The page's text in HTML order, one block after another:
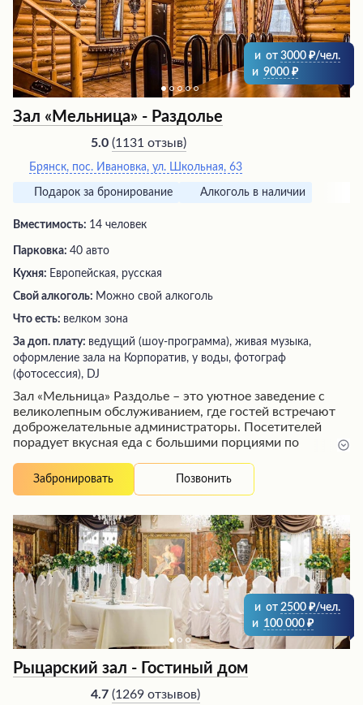
и от 3000
/чел.
и 9000
Зал «Мельница» - Раздолье
5.0 (1131 отзыв)
Брянск, пос. Ивановка, ул. Школьная, 63
Подарок за бронирование Алкоголь в наличии
Вместимость: 14 человек
Парковка: 40 авто
Кухня: Европейская, русская
Свой алкоголь: Можно свой алкоголь
Что есть: велком зона
За доп. плату: ведущий (шоу-программа), живая музыка,
оформление зала на Корпоратив, у воды, фотограф
(фотосессия), DJ
Зал «Мельница» Раздолье – это уютное заведение с
великолепным обслуживанием, где гостей встречают
доброжелательные администраторы. Посетителей
порадует вкусная еда с большими порциями по
зоопарком и красочной ночной подсветкой. Номера
отличаются тишиной и комфортом даже при близости
отдельные домики с каминами для семейного отдыха.
Заведение предлагает выгодные условия как для
проведения праздников, так и для спокойного
времяпрепровождения.
Забронировать Позвонить
и от 2500
/чел.
и 100 000
Рыцарский зал - Гостиный дом
4.7 (1269 отзывов)